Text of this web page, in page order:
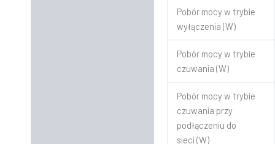
Pobór mocy w trybie
wyłączenia (W)
Pobór mocy w trybie
czuwania (W)
Pobór mocy w trybie
czuwania przy
podłączeniu do
sieci (W)